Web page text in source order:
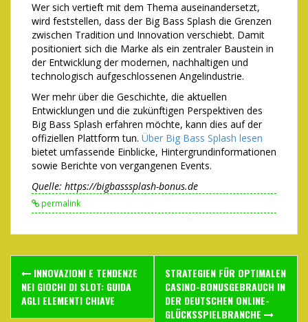
Wer sich vertieft mit dem Thema auseinandersetzt,
wird feststellen, dass der Big Bass Splash die Grenzen
zwischen Tradition und Innovation verschiebt. Damit
positioniert sich die Marke als ein zentraler Baustein in
der Entwicklung der modernen, nachhaltigen und
technologisch aufgeschlossenen Angelindustrie.
Wer mehr über die Geschichte, die aktuellen
Entwicklungen und die zukünftigen Perspektiven des
Big Bass Splash erfahren möchte, kann dies auf der
offiziellen Plattform tun. Über Big Bass Splash lesen
bietet umfassende Einblicke, Hintergrundinformationen
sowie Berichte von vergangenen Events.
Quelle: https://bigbasssplash-bonus.de
permalink
Post
navigation
INNOVAZIONI E TENDENZE
NEI GIOCHI DI SLOT: GUIDA
AGLI ELEMENTI CHIAVE
STRATEGIEN FÜR OPTIMALEN
CASINO-BONUSGEBRAUCH IN
DER DEUTSCHEN ONLINE-
GLÜCKSSPIELBRANCHE